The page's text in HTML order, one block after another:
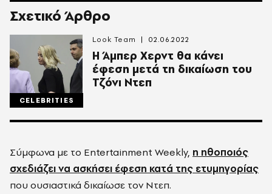
Σχετικό Άρθρο
CELEBRITIES
Η Άμπερ Χερντ θα κάνει
έφεση μετά τη δικαίωση του
Τζόνι Ντεπ
Look Team 02.06.2022
Σύμφωνα με το Entertainment Weekly, η ηθοποιός
σχεδιάζει να ασκήσει έφεση κατά της ετυμηγορίας
που ουσιαστικά δικαίωσε τον Ντεπ.